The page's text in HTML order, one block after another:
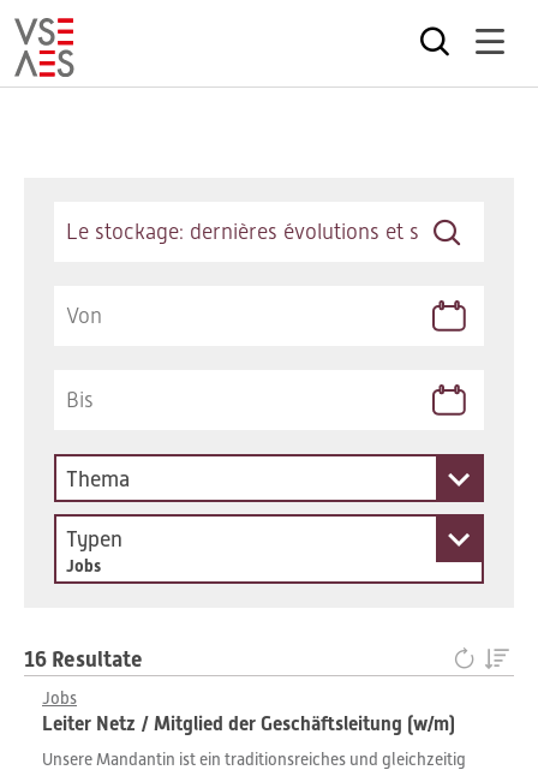
Thema
Typen
Jobs
16 Resultate
Jobs
Leiter Netz / Mitglied der Geschäftsleitung (w/m)
Unsere Mandantin ist ein traditionsreiches und gleichzeitig